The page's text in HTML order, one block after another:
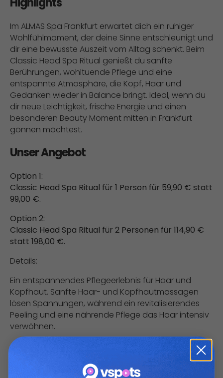
Im ALMAS Spa Frankfurt erwartet dich ein ruhiger
Wohlfühlmoment, der deine Sinne entschleunigt und
dir eine bewusste Auszeit vom Alltag schenkt. Beim
Classic Head Spa Ritual genießt du sanfte
Berührungen, wohltuende Pflege und eine
entspannte Atmosphäre, die Kopf, Haar und
Gedanken wieder in Balance bringt. Ideal, wenn du
dir neue Leichtigkeit, frische Energie und einen
besonderen Beauty Moment mitten in Frankfurt
gönnen möchtest.
Unser Angebot
Option 1:
Classic Head Spa Ritual für 1 Person für 59,90 € statt
99,00 €.
Option 2:
Classic Head Spa Ritual für 2 Personen für 114,90 €
statt 198,00 €.
Details:
Ein entspannendes Pflegeerlebnis für Haar und
Kopfhaut. Sanfte Haar- und Kopfhautmassagen
lösen Spannungen, während ein revitalisierendes
Peeling und eine nährende Pflege das Haar intensiv
verwöhnen.
Konditionen
Der Gutschein ist 3 Monate ab Kauf einlösbar.